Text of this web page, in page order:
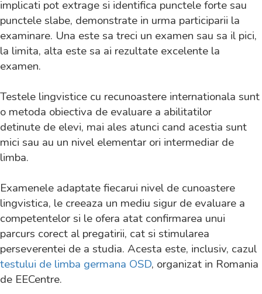
implicati pot extrage si identifica punctele forte sau
punctele slabe, demonstrate in urma participarii la
examinare. Una este sa treci un examen sau sa il pici,
la limita, alta este sa ai rezultate excelente la
examen.
Testele lingvistice cu recunoastere internationala sunt
o metoda obiectiva de evaluare a abilitatilor
detinute de elevi, mai ales atunci cand acestia sunt
mici sau au un nivel elementar ori intermediar de
limba.
Examenele adaptate fiecarui nivel de cunoastere
lingvistica, le creeaza un mediu sigur de evaluare a
competentelor si le ofera atat confirmarea unui
parcurs corect al pregatirii, cat si stimularea
perseverentei de a studia. Acesta este, inclusiv, cazul
testului de limba germana OSD, organizat in Romania
de EECentre.